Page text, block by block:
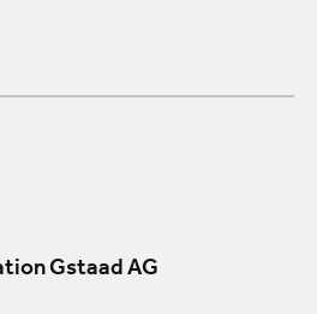
Gstaad AG